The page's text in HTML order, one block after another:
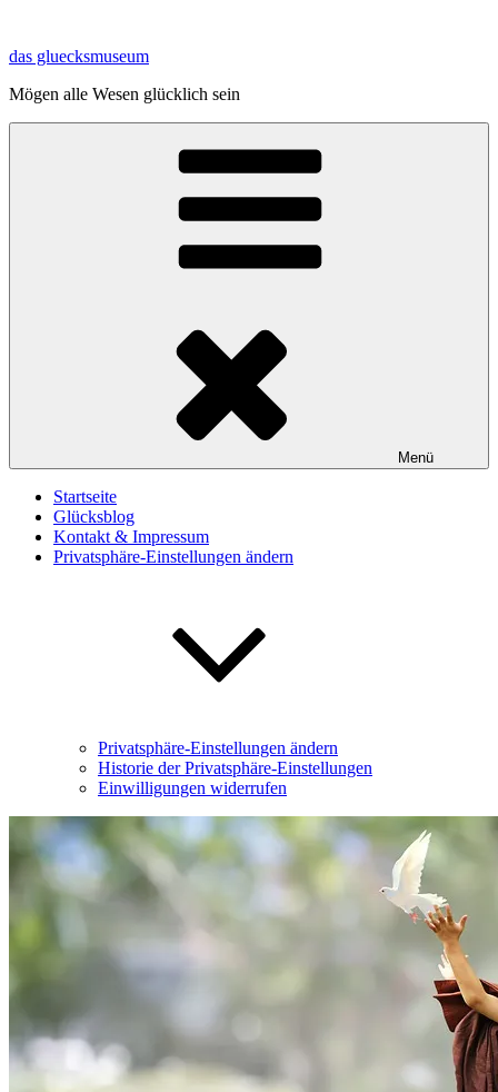
springen
das gluecksmuseum
Mögen alle Wesen glücklich sein
Menü
Startseite
Glücksblog
Kontakt & Impressum
Privatsphäre-Einstellungen ändern
Privatsphäre-Einstellungen ändern
Historie der Privatsphäre-Einstellungen
Einwilligungen widerrufen